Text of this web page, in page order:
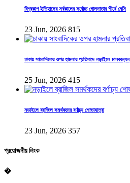
বিশ্বকাপ ইতিহাসের সর্বকালের সর্বোচ্চ গোলদাতার শীর্ষে মেসি
23 Jun, 2026 815
ঢাকায় সাংবাদিকের ওপর হামলার প্রতিবাদে নড়াইলে মানববন্ধন
25 Jun, 2026 415
নড়াইলে ব্রাজিল সমর্থকদের বর্ণাঢ্য শোভাযাত্রা
23 Jun, 2026 357
প্রয়োজনীয় লিংক
�